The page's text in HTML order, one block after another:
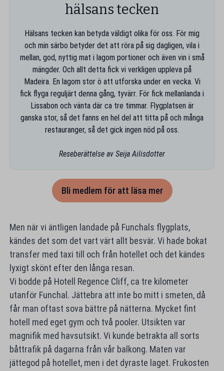
hälsans tecken
Hälsans tecken kan betyda väldigt olika för oss. För mig
och min särbo betyder det att röra på sig dagligen, vila i
mellan, god, nyttig mat i lagom portioner och även vin i små
mängder. Och allt detta fick vi verkligen uppleva på
Madeira. En lagom stor ö att utforska under en vecka. Vi
fick flyga reguljärt denna gång, tyvärr. För fick mellanlanda i
Lissabon och vänta där ca tre timmar. Flygplatsen är
ganska stor, så det fanns en hel del att titta på och många
restauranger, så det gick ingen nöd på oss.
Reseberättelse av Seija Ailisdotter
Bli medlem för att läsa mer
Men när vi äntligen landade på Funchals flygplats,
kändes det som det vart värt allt besvär. Vi hade bokat
transfer med taxi till och från hotellet och det kändes
lyxigt skönt efter den långa resan.
Vi bodde på Hotell Regence Cliff, ca tre kilometer
utanför Funchal. Jättebra att inte bo mitt i smeten, då
får man oftast sova bättre på nätterna. Mycket fint
hotell med eget gym och två pooler. Utsikten var
magnifik med havsutsikt. Vi kunde betrakta all sorts
båttrafik på dagarna från vår balkong. Maten var
jättegod på hotellet, men i det dyraste laget. Frukosten